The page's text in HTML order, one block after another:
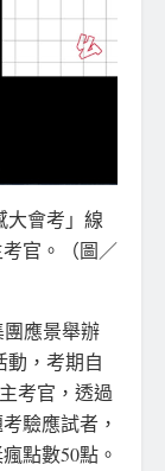
大會考」線
官。（圖／
應景舉辦
動，考期自
考官，透過
驗應試者，
點數50點。